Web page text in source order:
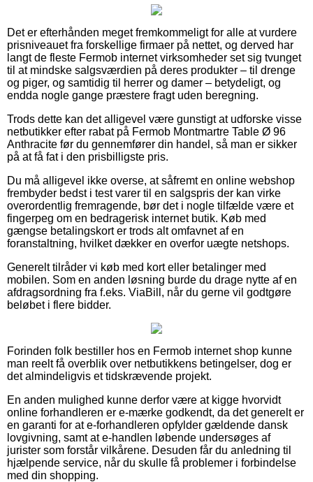
Det er efterhånden meget fremkommeligt for alle at vurdere
prisniveauet fra forskellige firmaer på nettet, og derved har
langt de fleste Fermob internet virksomheder set sig tvunget
til at mindske salgsværdien på deres produkter – til drenge
og piger, og samtidig til herrer og damer – betydeligt, og
endda nogle gange præstere fragt uden beregning.
Trods dette kan det alligevel være gunstigt at udforske visse
netbutikker efter rabat på Fermob Montmartre Table Ø 96
Anthracite før du gennemfører din handel, så man er sikker
på at få fat i den prisbilligste pris.
Du må alligevel ikke overse, at såfremt en online webshop
frembyder bedst i test varer til en salgspris der kan virke
overordentlig fremragende, bør det i nogle tilfælde være et
fingerpeg om en bedragerisk internet butik. Køb med
gængse betalingskort er trods alt omfavnet af en
foranstaltning, hvilket dækker en overfor uægte netshops.
Generelt tilråder vi køb med kort eller betalinger med
mobilen. Som en anden løsning burde du drage nytte af en
afdragsordning fra f.eks. ViaBill, når du gerne vil godtgøre
beløbet i flere bidder.
Forinden folk bestiller hos en Fermob internet shop kunne
man reelt få overblik over netbutikkens betingelser, dog er
det almindeligvis et tidskrævende projekt.
En anden mulighed kunne derfor være at kigge hvorvidt
online forhandleren er e-mærke godkendt, da det generelt er
en garanti for at e-forhandleren opfylder gældende dansk
lovgivning, samt at e-handlen løbende undersøges af
jurister som forstår vilkårene. Desuden får du anledning til
hjælpende service, når du skulle få problemer i forbindelse
med din shopping.